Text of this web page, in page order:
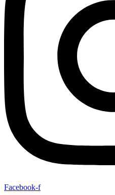
Facebook-f